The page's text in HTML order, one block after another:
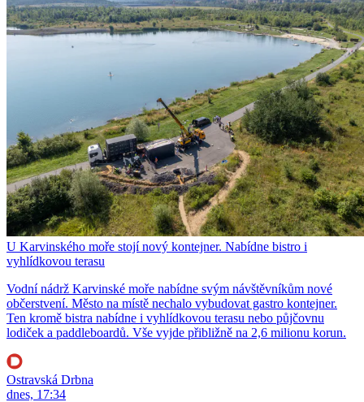
U Karvinského moře stojí nový kontejner. Nabídne bistro i
vyhlídkovou terasu
Vodní nádrž Karvinské moře nabídne svým návštěvníkům nové
občerstvení. Město na místě nechalo vybudovat gastro kontejner.
Ten kromě bistra nabídne i vyhlídkovou terasu nebo půjčovnu
lodiček a paddleboardů. Vše vyjde přibližně na 2,6 milionu korun.
Ostravská Drbna
dnes, 17:34